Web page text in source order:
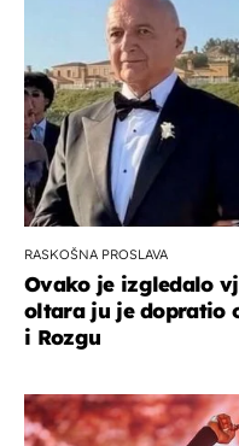
RASKOŠNA PROSLAVA
Ovako je izgledalo
oltara ju je dopratio
i Rozgu